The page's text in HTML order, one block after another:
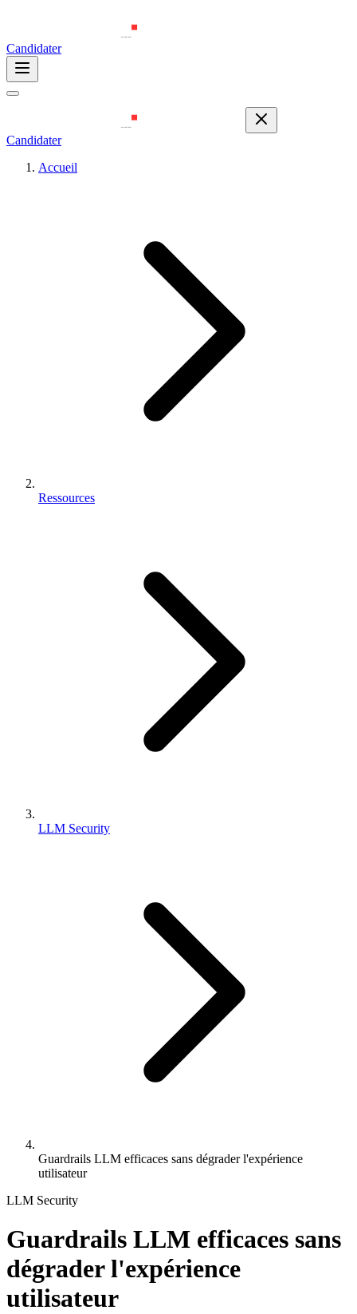
Candidater
Candidater
Accueil
Ressources
LLM Security
Guardrails LLM efficaces sans dégrader l'expérience
utilisateur
LLM Security
Guardrails LLM efficaces sans
dégrader l'expérience
utilisateur